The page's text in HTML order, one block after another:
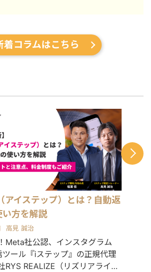
業・FC学習塾 オーナー就任 岐阜県に
「誠美接骨院」を開業。県下初の取り
組みとして交通事故専門弁護士法人と
校」のオーナーとしても教育事業に参
用したデジタルマーケティングを実
践・検証する中で、中小企業向けの
Webコンサルティング事業を開始。現
在も代表院長として在籍。 ■ 株式会社
RYS REALIZE 代表取締役（創業・現在
13年目） 「地域の利益を生み出し課題
解決を実現する（Regional Yield
Solution REALIZE）」をミッションに
掲げ、岐阜県を拠点に全国の中小企
業・スタートアップを対象としたSNS
プロモーション・デジタルPR戦略支援
事業を展開。 Instagram・X・
TikTok・YouTube・LINEの全SNSプラ
ットフォームに対応した一気通貫の伴
走型PR支援を提供し、累計支援実績
300社以上。Lステップ正規代理店・iス
着コラムはこちら
アイステップ）とは？自動返
方を解説
高見 誠治
Meta社公認、インスタグラム
ール『iステップ』の正規代理
RYS REALIZE（リズリアライ